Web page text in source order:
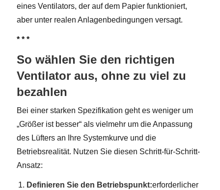
eines Ventilators, der auf dem Papier funktioniert,
aber unter realen Anlagenbedingungen versagt.
* * *
So wählen Sie den richtigen
Ventilator aus, ohne zu viel zu
bezahlen
Bei einer starken Spezifikation geht es weniger um
„Größer ist besser“ als vielmehr um die Anpassung
des Lüfters an Ihre Systemkurve und die
Betriebsrealität. Nutzen Sie diesen Schritt-für-Schritt-
Ansatz:
Definieren Sie den Betriebspunkt:erforderlicher